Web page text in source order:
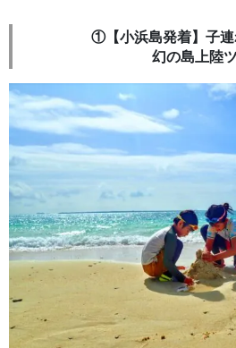
①【小浜島発着】子連
幻の島上陸